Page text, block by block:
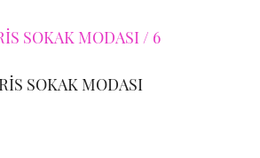
SOKAK MODASI